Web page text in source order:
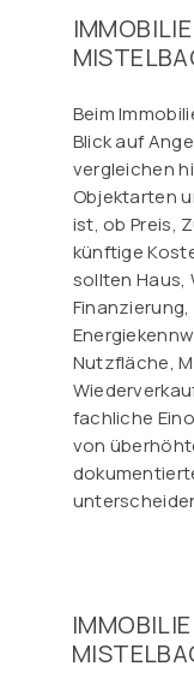
Beim
Blick auf
vergleichen
Objektarten
ist, ob Preis,
künftige
sollten Haus,
Nutzfläche,
fachliche
von